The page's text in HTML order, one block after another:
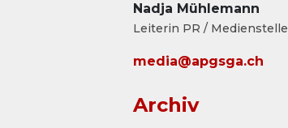
Nadja Mühlemann
Leiterin PR / Medienstelle
media@apgsga.ch
Archiv